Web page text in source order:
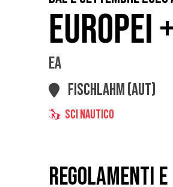
EUROPEI
EA
FISCHLAHM (AUT)
SCI NAUTICO
REGOLAMENTI